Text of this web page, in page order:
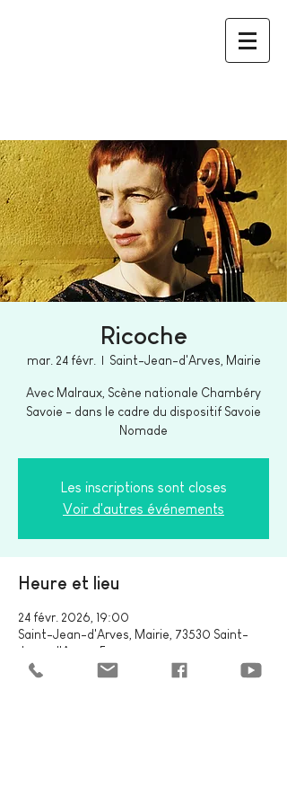
Ricoche
mar. 24 févr.
  |
Saint-Jean-d'Arves, Mairie
Avec Malraux, Scène nationale Chambéry
Savoie - dans le cadre du dispositif Savoie
Nomade
Les inscriptions sont closes
Voir d'autres événements
Heure et lieu
24 févr. 2026, 19:00
Saint-Jean-d'Arves, Mairie, 73530 Saint-
Jean-d'Arves, France